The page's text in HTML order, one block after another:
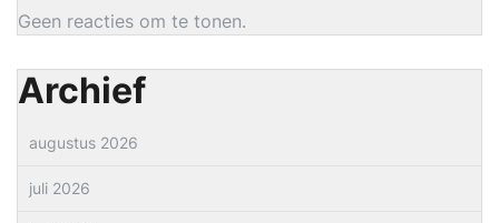
Geen reacties om te tonen.
Archief
augustus 2026
juli 2026